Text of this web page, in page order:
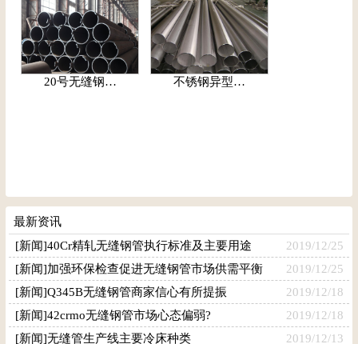
20号无缝钢… 不锈钢异型…
最新资讯
[新闻]40Cr精轧无缝钢管执行标准及主要用途
2019/12/25
[新闻]加强环保检查促进无缝钢管市场供需平衡
2019/12/25
[新闻]Q345B无缝钢管商家信心有所提振
2019/12/18
[新闻]42crmo无缝钢管市场心态偏弱?
2019/12/18
[新闻]无缝管生产线主要冷床种类
2019/12/13